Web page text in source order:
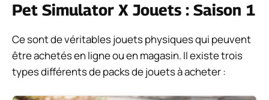
Pet Simulator X Jouets : Saison 1
Ce sont de véritables jouets physiques qui peuvent
être achetés en ligne ou en magasin. Il existe trois
types différents de packs de jouets à acheter :